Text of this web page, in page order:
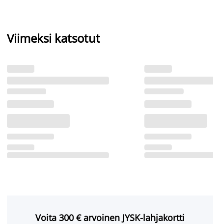
Viimeksi katsotut
Voita 300 € arvoinen JYSK-lahjakortti